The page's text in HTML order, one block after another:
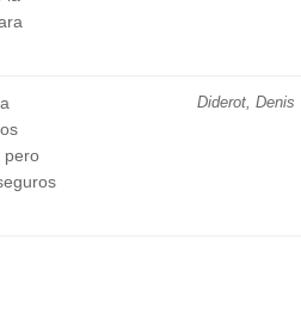
Diderot, Denis
pero